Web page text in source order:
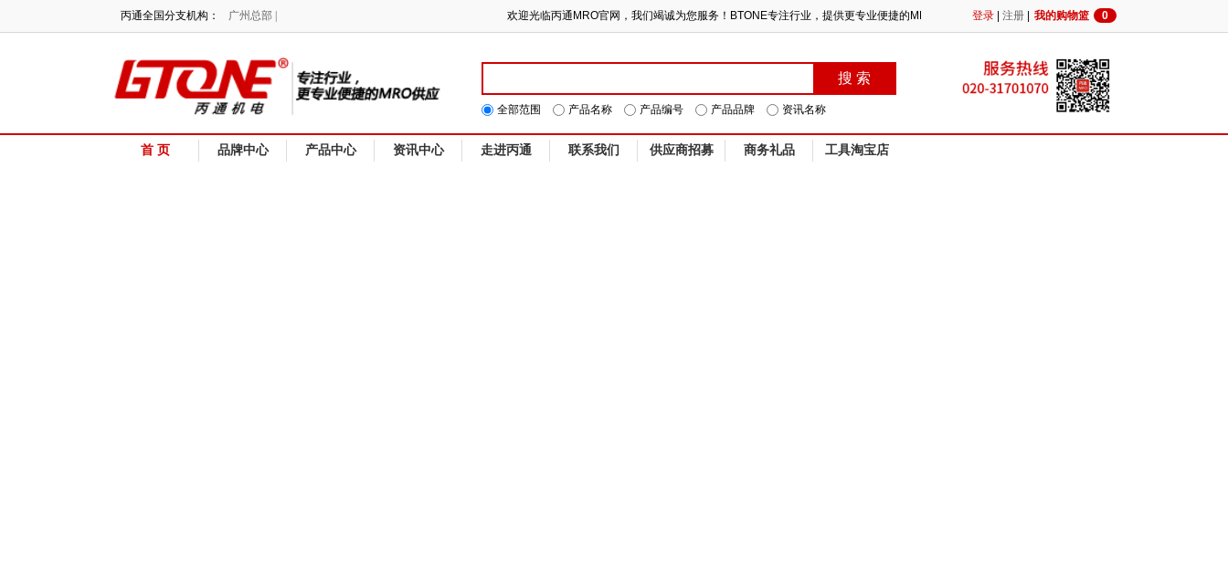
丙通全国分支机构： 广州总部 | 欢迎光临丙通MRO官网，我们竭诚为您服务！BTONE专注行业，提供更专业便捷的MRO供应！ 我的购物篮 0
登录 注册
全部范围 产品名称 产品编号 产品品牌 资讯名称
首 页 品牌中心 产品中心 资讯中心 走进丙通 联系我们 供应商招募 商务礼品 工具淘宝店